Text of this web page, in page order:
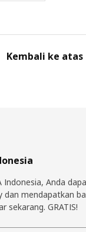
Kembali ke atas
Indonesia, Anda
dan mendapatkan
sekarang. GRATIS!